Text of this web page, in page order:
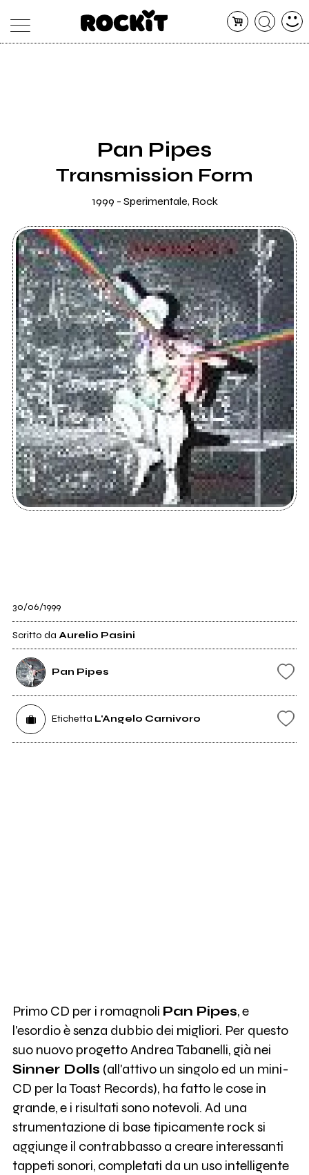
RADIO
Pan Pipes
Transmission Form
1999 - Sperimentale, Rock
30/06/1999
Scritto da Aurelio Pasini
Pan Pipes
Etichetta L'Angelo Carnivoro
Primo CD per i romagnoli Pan Pipes, e
l'esordio è senza dubbio dei migliori. Per questo
suo nuovo progetto Andrea Tabanelli, già nei
Sinner Dolls (all'attivo un singolo ed un mini-
CD per la Toast Records), ha fatto le cose in
grande, e i risultati sono notevoli. Ad una
strumentazione di base tipicamente rock si
aggiunge il contrabbasso a creare interessanti
tappeti sonori, completati da un uso intelligente